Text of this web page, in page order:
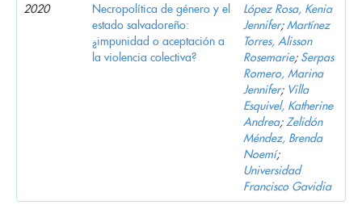
2020
Necropolítica de género y el
estado salvadoreño:
¿impunidad o aceptación a
la violencia colectiva?
López Rosa, Kenia
Jennifer;Martínez
Torres, Alisson
Rosemarie; Serpas
Romero, Marina
Jennifer; Villa
Esquivel, Katherine
Andrea; Zelidón
Méndez, Brenda
Noemí;
Universidad
Francisco Gavidia